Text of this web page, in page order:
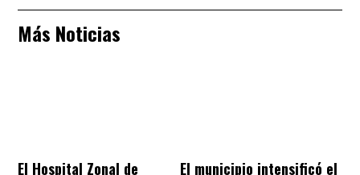
Más Noticias
El Hospital Zonal de
El municipio intensificó el